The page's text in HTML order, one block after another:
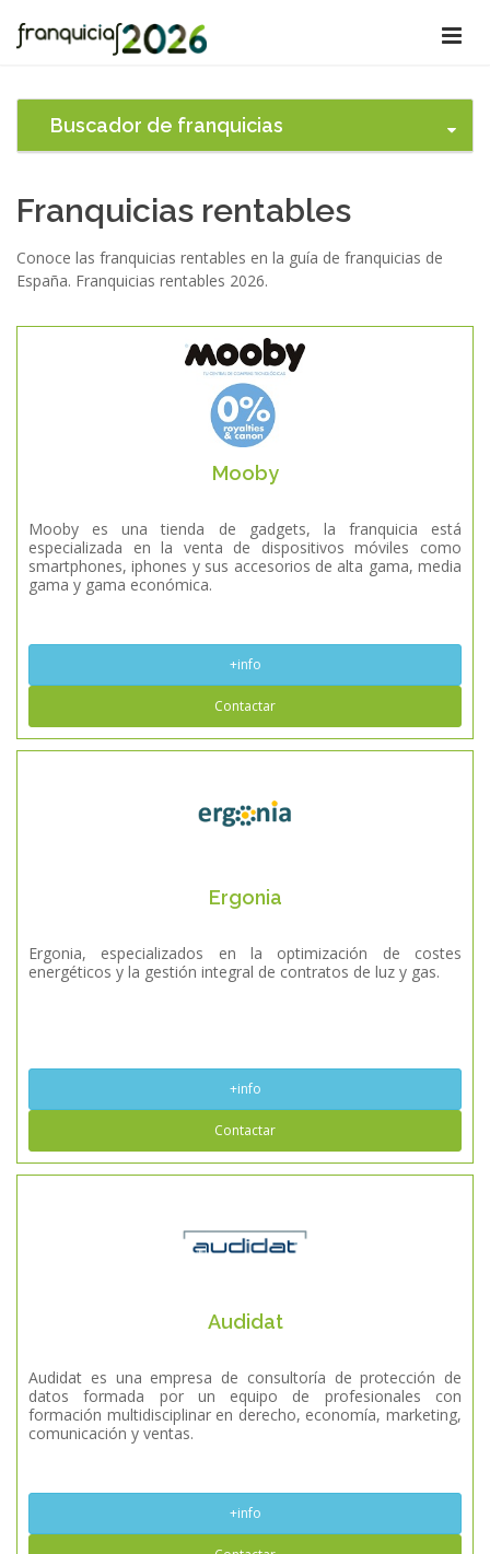
Buscador de franquicias
Franquicias rentables
Conoce las franquicias rentables en la guía de franquicias de
España. Franquicias rentables 2026.
Mooby
Mooby es una tienda de gadgets, la franquicia está
especializada en la venta de dispositivos móviles como
smartphones, iphones y sus accesorios de alta gama, media
gama y gama económica.
+info
Contactar
Ergonia
Ergonia, especializados en la optimización de costes
energéticos y la gestión integral de contratos de luz y gas.
+info
Contactar
Audidat
Audidat es una empresa de consultoría de protección de
datos formada por un equipo de profesionales con
formación multidisciplinar en derecho, economía, marketing,
comunicación y ventas.
+info